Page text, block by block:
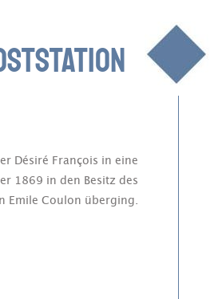
Désiré François in eine
1869 in den Besitz des
Emile Coulon überging.